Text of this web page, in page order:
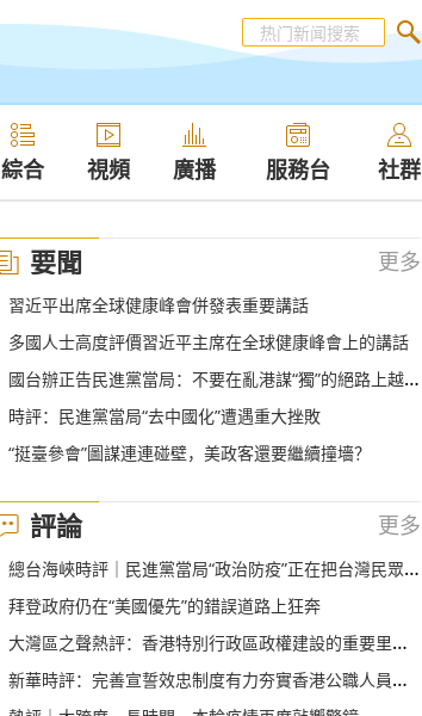
綜合 視頻 廣播 服務台 社群
要聞 更多
習近平出席全球健康峰會併發表重要講話
多國人士高度評價習近平主席在全球健康峰會上的講話
國台辦正告民進黨當局：不要在亂港謀“獨”的絕路上越走越遠
時評：民進黨當局“去中國化”遭遇重大挫敗
“挺臺參會”圖謀連連碰壁，美政客還要繼續撞墻？
評論 更多
總台海峽時評｜民進黨當局“政治防疫”正在把台灣民眾推向危險境地
拜登政府仍在“美國優先”的錯誤道路上狂奔
大灣區之聲熱評：香港特別行政區政權建設的重要里程碑
新華時評：完善宣誓效忠制度有力夯實香港公職人員責任擔當